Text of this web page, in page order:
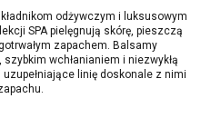
odżywczym i luksusowym
SPA pielęgnują skórę, pieszczą
zapachem. Balsamy
wchłanianiem i niezwykłą
linię doskonale z nimi